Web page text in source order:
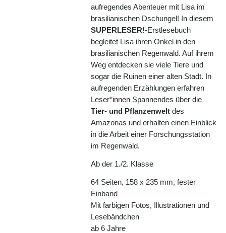
aufregendes Abenteuer mit Lisa im
brasilianischen Dschungel! In diesem
SUPERLESER!-Erstlesebuch
begleitet Lisa ihren Onkel in den
brasilianischen Regenwald. Auf ihrem
Weg entdecken sie viele Tiere und
sogar die Ruinen einer alten Stadt. In
aufregenden Erzählungen erfahren
Leser*innen Spannendes über die
Tier- und Pflanzenwelt des
Amazonas und erhalten einen Einblick
in die Arbeit einer Forschungsstation
im Regenwald.
Ab der 1./2. Klasse
64 Seiten, 158 x 235 mm, fester
Einband
Mit farbigen Fotos, Illustrationen und
Lesebändchen
ab 6 Jahre